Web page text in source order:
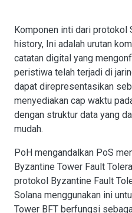
Komponen inti dari protokol
history, Ini adalah urutan
catatan digital yang
peristiwa telah terjadi di
dapat direpresentasikan
menyediakan cap waktu
dengan struktur data yang
mudah.
PoH mengandalkan PoS
Byzantine Tower Fault
protokol Byzantine Fault
Solana menggunakan ini
Tower BFT berfungsi